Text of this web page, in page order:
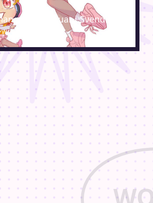
– 2 februar i Svendborg
Weber-Lauridsen